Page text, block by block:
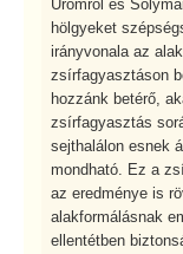
Ürömről és
hölgyeket
irányvonala az
zsírfagyasztáson
hozzánk betérő,
zsírfagyasztás
sejthalálon esnek
mondható. Ez a
az eredménye is
alakformálásnak
ellentétben